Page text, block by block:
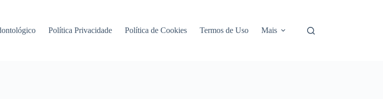
Política Privacidade Política de Cookies Termos de Uso Mais